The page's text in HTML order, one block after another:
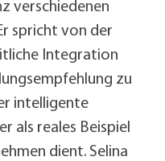
verschiedenen
spricht von der
Integration
zu
intelligente
als reales Beispiel
dient. Selina